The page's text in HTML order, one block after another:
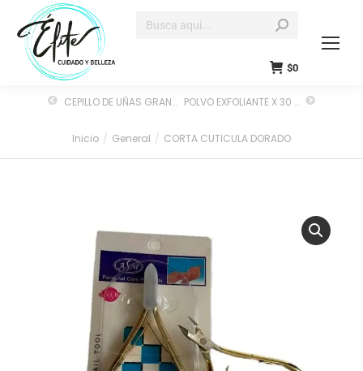
$0
Estás aquí:Inicio General CORTA CUTICULA DORADO
CEPILLO DE UÑAS GRANDE POLVO EXFOLIANTE X 30 GRS